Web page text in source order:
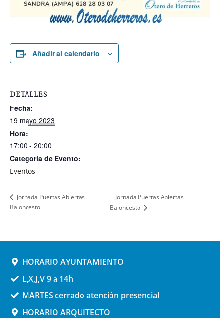
Añadir al calendario
DETALLES
Fecha:
19 mayo 2023
Hora:
17:00 - 20:00
Categoría de Evento:
Eventos
Jornada Puertas Abiertas
Baloncesto
Jornada Puertas Abiertas
Baloncesto
HORARIO AYUNTAMIENTO
L,X,J,V 9 a 14h
MARTES cerrado atención presencial
HORARIO ARQUITECTO